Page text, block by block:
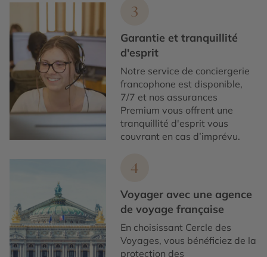
3
Garantie et tranquillité
d'esprit
Notre service de conciergerie
francophone est disponible,
7/7 et nos assurances
Premium vous offrent une
tranquillité d'esprit vous
couvrant en cas d’imprévu.
4
Voyager avec une agence
de voyage française
En choisissant Cercle des
Voyages, vous bénéficiez de la
protection des